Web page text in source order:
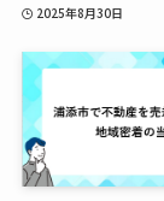
2025年8月30日